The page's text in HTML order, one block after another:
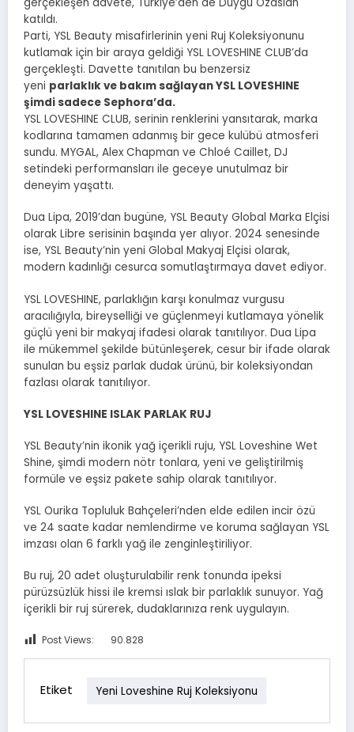
katıldı.
Parti, YSL Beauty misafirlerinin yeni Ruj Koleksiyonunu
kutlamak için bir araya geldiği YSL LOVESHINE CLUB’da
gerçekleşti. Davette tanıtılan bu benzersiz
yeni parlaklık ve bakım sağlayan YSL LOVESHINE
şimdi sadece Sephora’da.
YSL LOVESHINE CLUB, serinin renklerini yansıtarak, marka
kodlarına tamamen adanmış bir gece kulübü atmosferi
sundu. MYGAL, Alex Chapman ve Chloé Caillet, DJ
setindeki performansları ile geceye unutulmaz bir
deneyim yaşattı.
Dua Lipa, 2019’dan bugüne, YSL Beauty Global Marka Elçisi
olarak Libre serisinin başında yer alıyor. 2024 senesinde
ise, YSL Beauty’nin yeni Global Makyaj Elçisi olarak,
modern kadınlığı cesurca somutlaştırmaya davet ediyor.
YSL LOVESHINE, parlaklığın karşı konulmaz vurgusu
aracılığıyla, bireyselliği ve güçlenmeyi kutlamaya yönelik
güçlü yeni bir makyaj ifadesi olarak tanıtılıyor. Dua Lipa
ile mükemmel şekilde bütünleşerek, cesur bir ifade olarak
sunulan bu eşsiz parlak dudak ürünü, bir koleksiyondan
fazlası olarak tanıtılıyor.
YSL LOVESHINE ISLAK PARLAK RUJ
YSL Beauty’nin ikonik yağ içerikli ruju, YSL Loveshine Wet
Shine, şimdi modern nötr tonlara, yeni ve geliştirilmiş
formüle ve eşsiz pakete sahip olarak tanıtılıyor.
YSL Ourika Topluluk Bahçeleri’nden elde edilen incir özü
ve 24 saate kadar nemlendirme ve koruma sağlayan YSL
imzası olan 6 farklı yağ ile zenginleştiriliyor.
Bu ruj, 20 adet oluşturulabilir renk tonunda ipeksi
pürüzsüzlük hissi ile kremsi ıslak bir parlaklık sunuyor. Yağ
içerikli bir ruj sürerek, dudaklarınıza renk uygulayın.
Post Views: 90.828
Etiket Yeni Loveshine Ruj Koleksiyonu